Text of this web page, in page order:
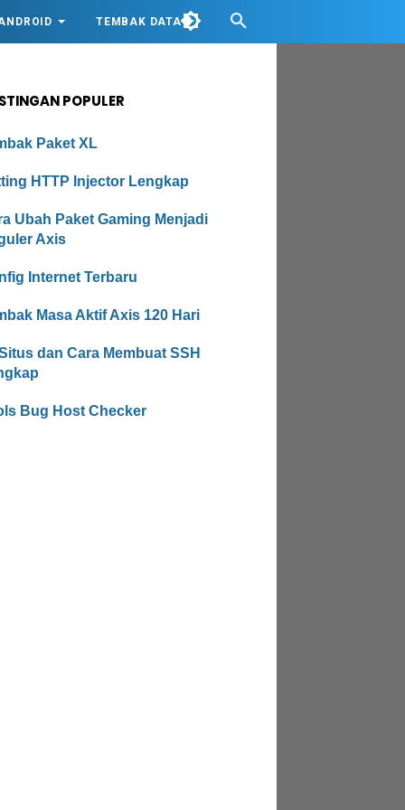
TEMBAK DATA
POPULER
Paket XL
HTTP Injector Lengkap
Ubah Paket Gaming Menjadi
Axis
Internet Terbaru
Masa Aktif Axis 120 Hari
dan Cara Membuat SSH
Bug Host Checker